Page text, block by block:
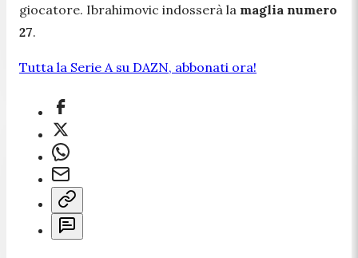
giocatore. Ibrahimovic indosserà la maglia numero
27.
Tutta la Serie A su DAZN, abbonati ora!